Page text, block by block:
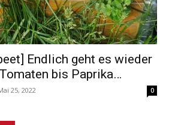
Endlich geht es wieder
bis Paprika…
25, 2022 0